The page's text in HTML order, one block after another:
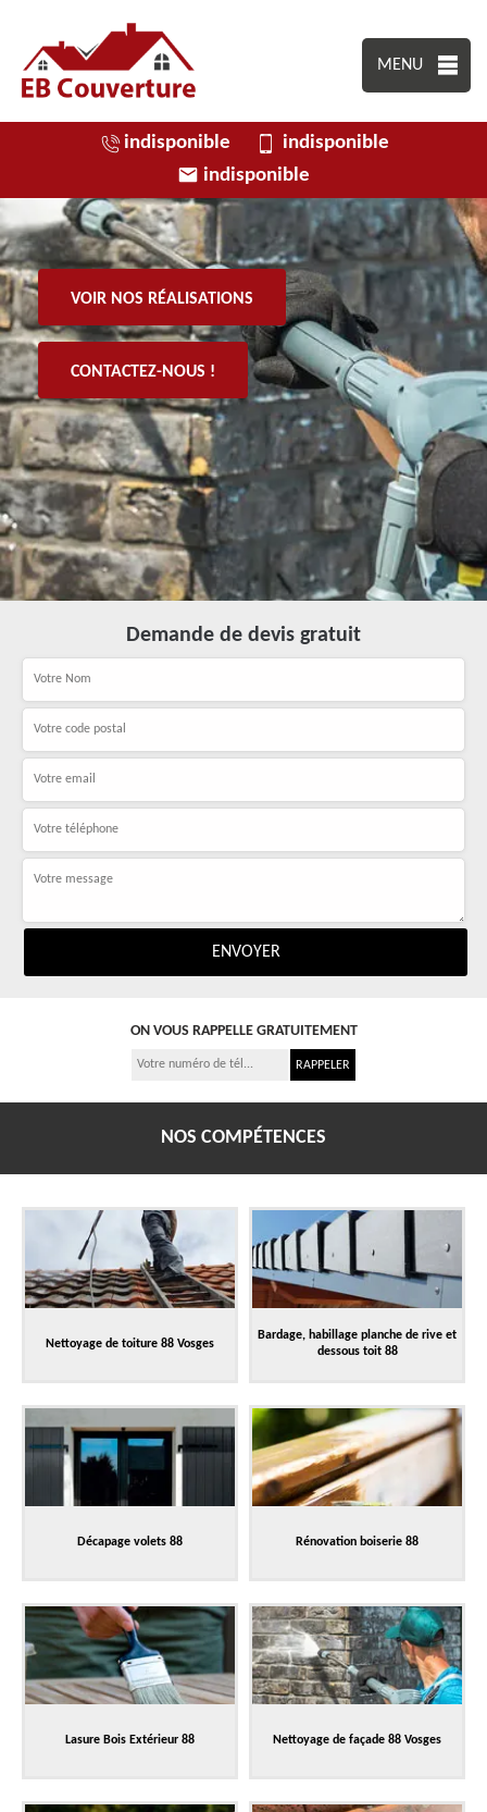
MENU
indisponible
indisponible
indisponible
VOIR NOS RÉALISATIONS
CONTACTEZ-NOUS !
Demande de devis gratuit
ON VOUS RAPPELLE GRATUITEMENT
NOS COMPÉTENCES
Nettoyage de toiture 88 Vosges
Bardage, habillage planche de rive et
dessous toit 88
Décapage volets 88 Rénovation boiserie 88
Lasure Bois Extérieur 88 Nettoyage de façade 88 Vosges